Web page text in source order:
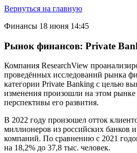
Вернуться на главную
Финансы 18 июня 14:45
Рынок финансов: Private
Компания ResearchView
проведённых исследований рынка
категории Private Banking с целью
изменения произошли на этом
перспективы его развития.
В 2022 году произошел отток
миллионеров из российских банков
компаний. По сравнению с 2021
на 18,2% до 37,8 тыс. человек.